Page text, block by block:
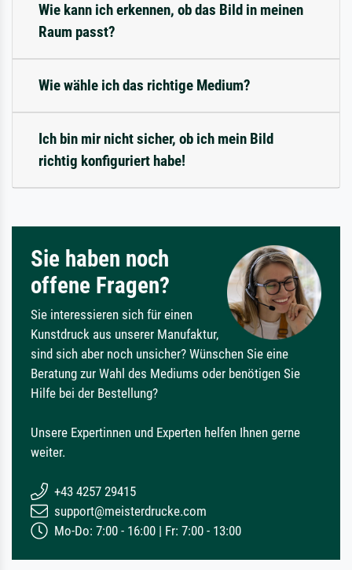
Wie kann ich erkennen, ob das Bild in meinen
Raum passt?
Wie wähle ich das richtige Medium?
Ich bin mir nicht sicher, ob ich mein Bild
richtig konfiguriert habe!
Sie haben noch
offene Fragen?
Sie interessieren sich für einen
Kunstdruck aus unserer Manufaktur,
sind sich aber noch unsicher? Wünschen Sie eine
Beratung zur Wahl des Mediums oder benötigen Sie
Hilfe bei der Bestellung?
Unsere Expertinnen und Experten helfen Ihnen gerne
weiter.
+43 4257 29415
support@meisterdrucke.com
Mo-Do: 7:00 - 16:00 | Fr: 7:00 - 13:00